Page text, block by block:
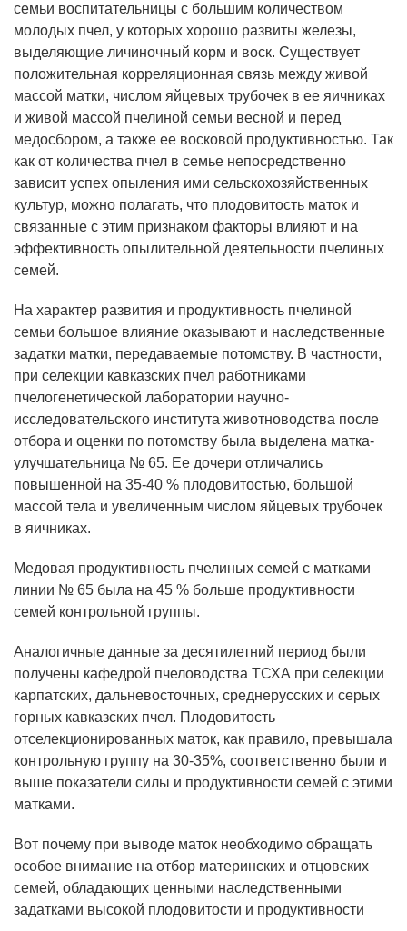
семьи воспитательницы с большим количеством
молодых пчел, у которых хорошо развиты железы,
выделяющие личиночный корм и воск. Существует
положительная корреляционная связь между живой
массой матки, числом яйцевых трубочек в ее яичниках
и живой массой пчелиной семьи весной и перед
медосбором, а также ее восковой продуктивностью. Так
как от количества пчел в семье непосредственно
зависит успех опыления ими сельскохозяйственных
культур, можно полагать, что плодовитость маток и
связанные с этим признаком факторы влияют и на
эффективность опылительной деятельности пчелиных
семей.
На характер развития и продуктивность пчелиной
семьи большое влияние оказывают и наследственные
задатки матки, передаваемые потомству. В частности,
при селекции кавказских пчел работниками
пчелогенетической лаборатории научно-
исследовательского института животноводства после
отбора и оценки по потомству была выделена матка-
улучшательница № 65. Ее дочери отличались
повышенной на 35-40 % плодовитостью, большой
массой тела и увеличенным числом яйцевых трубочек
в яичниках.
Медовая продуктивность пчелиных семей с матками
линии № 65 была на 45 % больше продуктивности
семей контрольной группы.
Аналогичные данные за десятилетний период были
получены кафедрой пчеловодства ТСХА при селекции
карпатских, дальневосточных, среднерусских и серых
горных кавказских пчел. Плодовитость
отселекционированных маток, как правило, превышала
контрольную группу на 30-35%, соответственно были и
выше показатели силы и продуктивности семей с этими
матками.
Вот почему при выводе маток необходимо обращать
особое внимание на отбор материнских и отцовских
семей, обладающих ценными наследственными
задатками высокой плодовитости и продуктивности